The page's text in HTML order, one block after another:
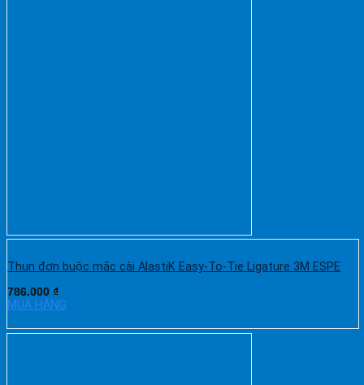
Thun đơn buộc mắc cài AlastiK Easy-To-Tie Ligature 3M ESPE
786.000 ₫
MUA HÀNG